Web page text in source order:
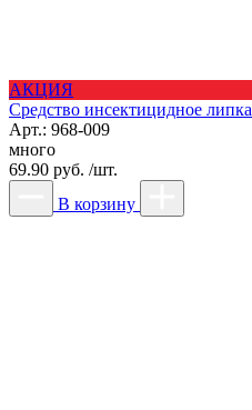
АКЦИЯ
Средство инсектицидное
Арт.: 968-009
много
69.90 руб. /шт.
В корзину